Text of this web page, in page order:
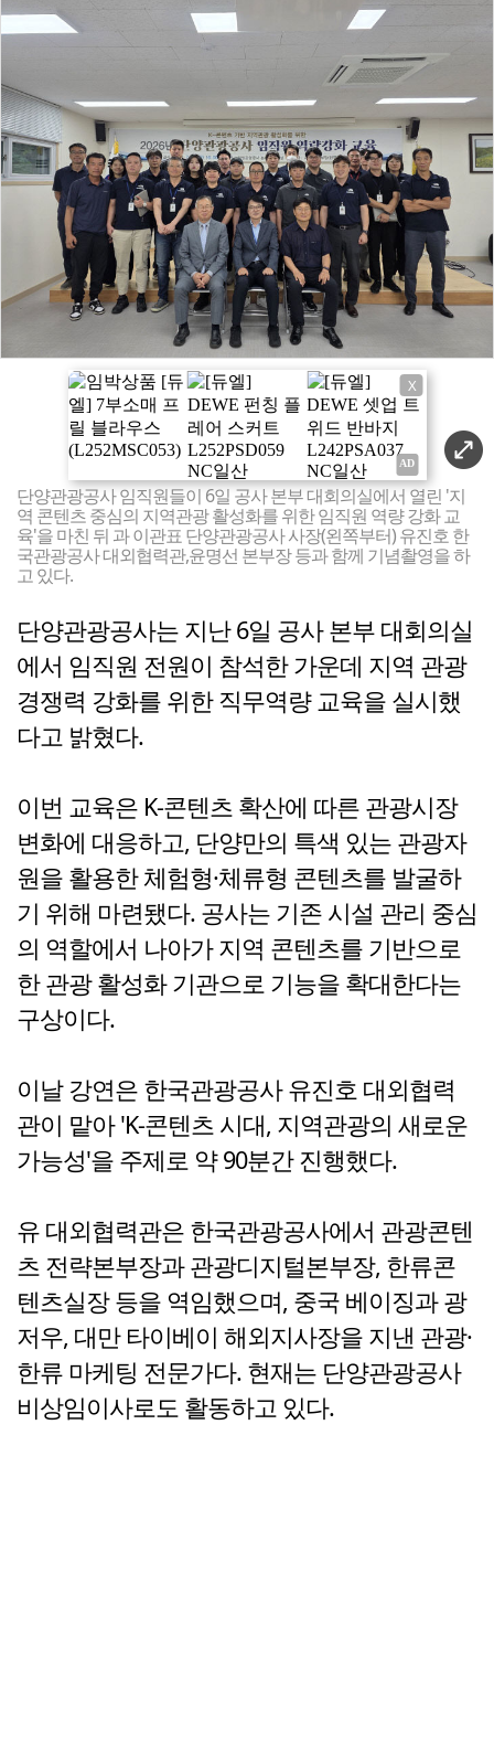
X
단양관광공사 임직원들이 6일 공사 본부 대회의실에서 열린 '지
역 콘텐츠 중심의 지역관광 활성화를 위한 임직원 역량 강화 교
육'을 마친 뒤 과 이관표 단양관광공사 사장(왼쪽부터) 유진호 한
국관광공사 대외협력관,윤명선 본부장 등과 함께 기념촬영을 하
고 있다.
단양관광공사는 지난 6일 공사 본부 대회의실
에서 임직원 전원이 참석한 가운데 지역 관광
경쟁력 강화를 위한 직무역량 교육을 실시했
다고 밝혔다.
이번 교육은 K-콘텐츠 확산에 따른 관광시장
변화에 대응하고, 단양만의 특색 있는 관광자
원을 활용한 체험형·체류형 콘텐츠를 발굴하
기 위해 마련됐다. 공사는 기존 시설 관리 중심
의 역할에서 나아가 지역 콘텐츠를 기반으로
한 관광 활성화 기관으로 기능을 확대한다는
구상이다.
이날 강연은 한국관광공사 유진호 대외협력
관이 맡아 'K-콘텐츠 시대, 지역관광의 새로운
가능성'을 주제로 약 90분간 진행했다.
유 대외협력관은 한국관광공사에서 관광콘텐
츠 전략본부장과 관광디지털본부장, 한류콘
텐츠실장 등을 역임했으며, 중국 베이징과 광
저우, 대만 타이베이 해외지사장을 지낸 관광·
한류 마케팅 전문가다. 현재는 단양관광공사
비상임이사로도 활동하고 있다.